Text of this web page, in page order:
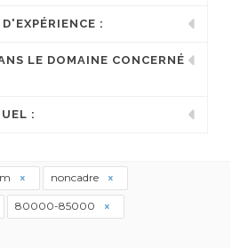
:
LE DOMAINE CONCERNÉ
:
noncadre
80000-85000